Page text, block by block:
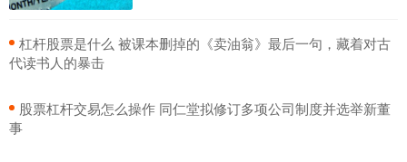
​杠杆股票是什么 被课本删掉的《卖油翁》最后一句，藏着对古
代读书人的暴击
​股票杠杆交易怎么操作 同仁堂拟修订多项公司制度并选举新董
事